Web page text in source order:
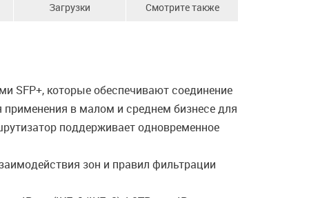
Загрузки Смотрите также
SFP+, которые обеспечивают соединение
применения в малом и среднем бизнесе для
поддерживает одновременное
зон и правил фильтрации